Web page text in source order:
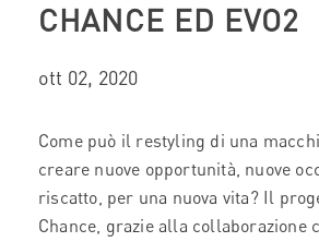
CHANCE ED EVO2
ott 02, 2020
Come può il restyling di una
creare nuove opportunità, nuove
riscatto, per una nuova vita? Il
Chance, grazie alla collaborazione